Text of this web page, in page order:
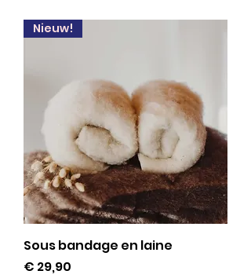
Nieuw!
Sous bandage en laine
Prijs
€ 29,90